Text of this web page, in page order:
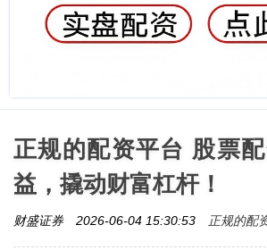
正规的配资平台 股票
益，撬动财富杠杆！
财盛证券 2026-06-04 15:30:53 正规的配